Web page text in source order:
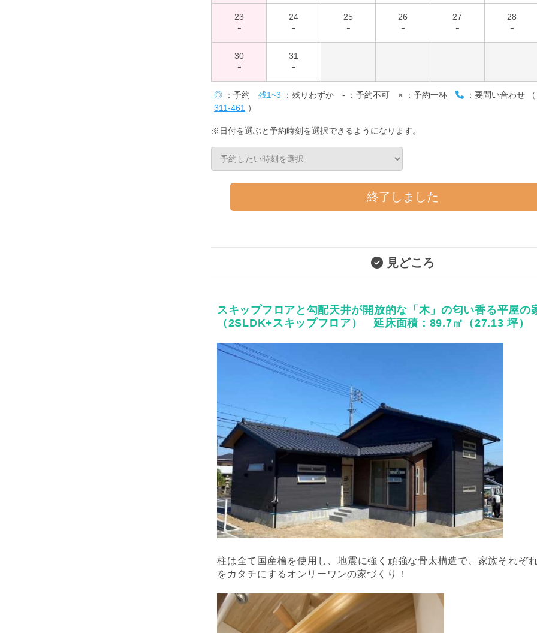
23
-
24
-
25
-
26
-
27
-
28
-
30
-
31
-
◎ ：予約 残1~3 ：残りわずか - ：予約不可 × ：予約一杯
：要問い合わせ
311-461 ）
※日付を選ぶと予約時刻を選択できるようになります。
終了しました
見どころ
スキップフロアと勾配天井が開放的な「木」の匂い香る平屋の
（2SLDK+スキップフロア） 延床面積：89.7㎡（27.13 坪）
柱は全て国産檜を使用し、地震に強く頑強な骨太構造で、家族それぞ
をカタチにするオンリーワンの家づくり！